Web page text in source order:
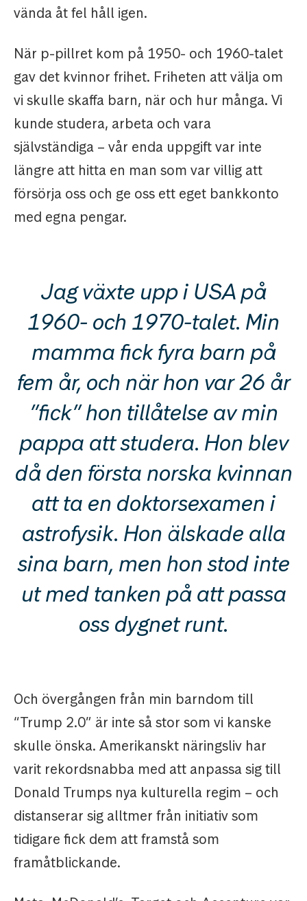
vända åt fel håll igen.
När p-pillret kom på 1950- och 1960-talet
gav det kvinnor frihet. Friheten att välja om
vi skulle skaffa barn, när och hur många. Vi
kunde studera, arbeta och vara
självständiga – vår enda uppgift var inte
längre att hitta en man som var villig att
försörja oss och ge oss ett eget bankkonto
med egna pengar.
Jag växte upp i USA på
1960- och 1970-talet. Min
mamma fick fyra barn på
fem år, och när hon var 26 år
”fick” hon tillåtelse av min
pappa att studera. Hon blev
då den första norska kvinnan
att ta en doktorsexamen i
astrofysik. Hon älskade alla
sina barn, men hon stod inte
ut med tanken på att passa
oss dygnet runt.
Och övergången från min barndom till
“Trump 2.0” är inte så stor som vi kanske
skulle önska. Amerikanskt näringsliv har
varit rekordsnabba med att anpassa sig till
Donald Trumps nya kulturella regim – och
distanserar sig alltmer från initiativ som
tidigare fick dem att framstå som
framåtblickande.